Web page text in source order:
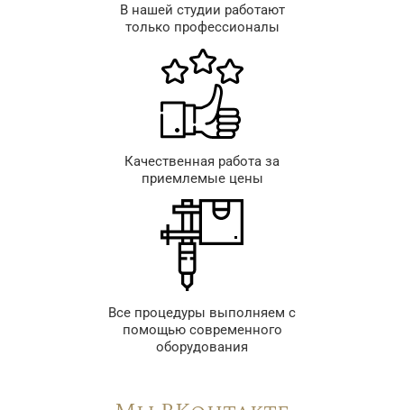
В нашей студии работают
только профессионалы
Качественная работа за
приемлемые цены
Все процедуры выполняем с
помощью современного
оборудования